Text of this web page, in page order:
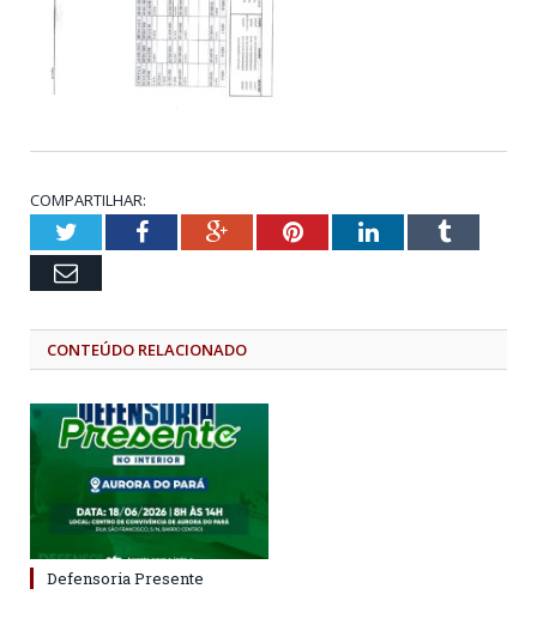
COMPARTILHAR:
TwitterFacebookGoogle+PinterestLinkedInTumblr
Email
CONTEÚDO RELACIONADO
Defensoria Presente